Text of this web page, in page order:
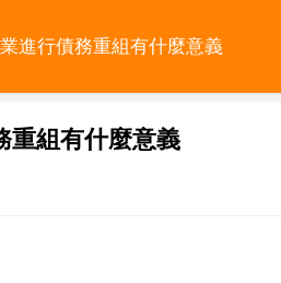
進行債務重組有什麼意義
重組有什麼意義